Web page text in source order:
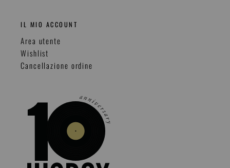
IL MIO ACCOUNT
Area utente
Wishlist
Cancellazione ordine